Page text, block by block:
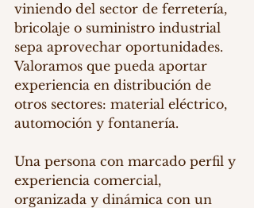
viniendo del sector de ferretería,
bricolaje o suministro industrial
sepa aprovechar oportunidades.
Valoramos que pueda aportar
experiencia en distribución de
otros sectores: material eléctrico,
automoción y fontanería.
Una persona con marcado perfil y
experiencia comercial,
organizada y dinámica con un